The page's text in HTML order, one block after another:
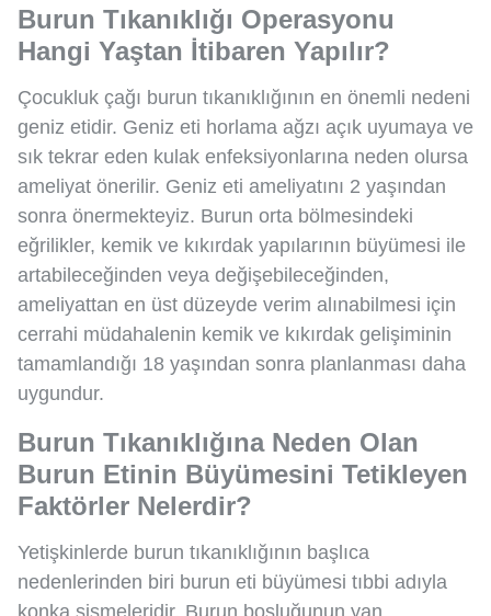
Burun Tıkanıklığı Operasyonu
Hangi Yaştan İtibaren Yapılır?
Çocukluk çağı burun tıkanıklığının en önemli nedeni
geniz etidir. Geniz eti horlama ağzı açık uyumaya ve
sık tekrar eden kulak enfeksiyonlarına neden olursa
ameliyat önerilir. Geniz eti ameliyatını 2 yaşından
sonra önermekteyiz. Burun orta bölmesindeki
eğrilikler, kemik ve kıkırdak yapılarının büyümesi ile
artabileceğinden veya değişebileceğinden,
ameliyattan en üst düzeyde verim alınabilmesi için
cerrahi müdahalenin kemik ve kıkırdak gelişiminin
tamamlandığı 18 yaşından sonra planlanması daha
uygundur.
Burun Tıkanıklığına Neden Olan
Burun Etinin Büyümesini Tetikleyen
Faktörler Nelerdir?
Yetişkinlerde burun tıkanıklığının başlıca
nedenlerinden biri burun eti büyümesi tıbbi adıyla
konka şişmeleridir. Burun boşluğunun yan